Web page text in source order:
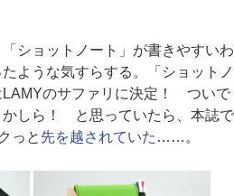
ショットノート」が書きやすいわ
ような気すらする。「ショットノ
LAMYのサファリに決定！ ついで
かしら！ と思っていたら、本誌で
っと 先を越されていた ……。